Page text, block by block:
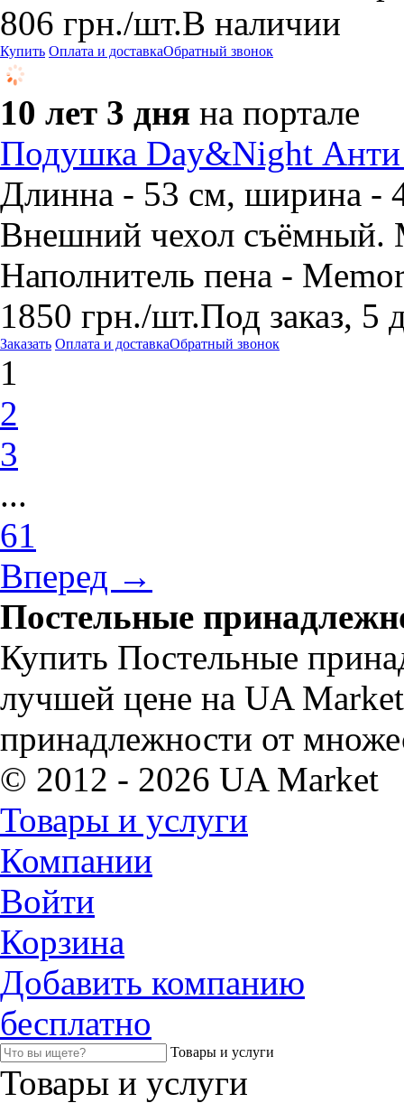
806 грн./шт.В наличии
Купить Оплата и доставкаОбратный звонок
10 лет 3 дня на портале
Подушка Day&Night
Длинна - 53 см, ширина -
Внешний чехол съёмный.
Наполнитель пена -
1850 грн./шт.Под заказ, 5
Заказать Оплата и доставкаОбратный звонок
1
2
3
...
61
Вперед →
Постельные
Купить Постельные
лучшей цене на UA
принадлежности от
© 2012 - 2026 UA Market
Товары и услуги
Компании
Войти
Корзина
Добавить компанию
бесплатно
Товары и услуги
Товары и услуги